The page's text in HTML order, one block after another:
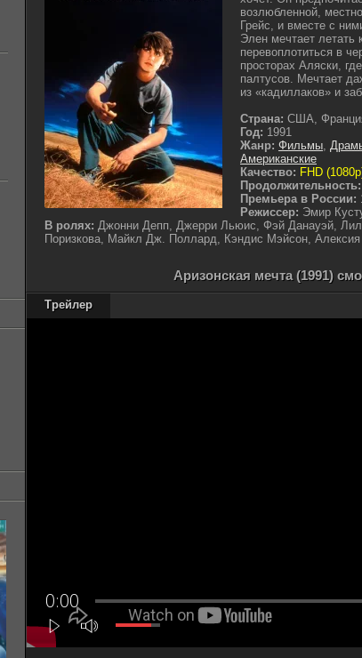
возлюбленной,
Грейс, и вместе с
Элен мечтает летать
перевоплотиться в
просторах Аляски,
палтусов. Мечтает
из «кадиллаков» и
Страна: США,
Год: 1991
Жанр: Фильмы,
Американские
Качество: FHD
Продолжительность:
Премьера в России:
Режиссер: Эмир
В ролях: Джонни Депп, Джерри Льюис, Фэй Данауэй,
Поризкова, Майкл Дж. Поллард, Кэндис Мэйсон,
Аризонская мечта (1991)
Трейлер